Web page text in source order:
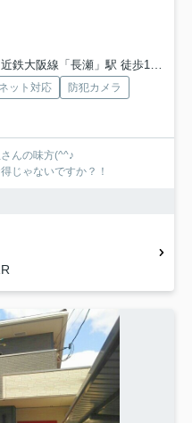
近鉄大阪線「長瀬」駅 徒歩17分
ット対応
防犯カメラ
んの味方(^^♪
じゃないですか？！